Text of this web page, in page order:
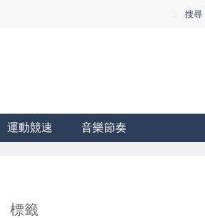
搜尋
運動競速 音樂節奏
標籤